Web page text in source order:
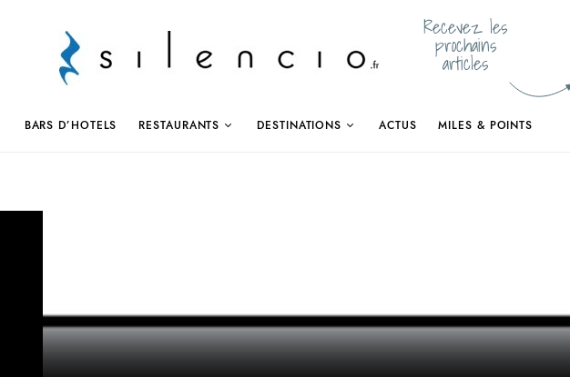
Recevez les
prochains
articles
BARS D’HOTELS RESTAURANTS DESTINATIONS ACTUS MILES & POINTS